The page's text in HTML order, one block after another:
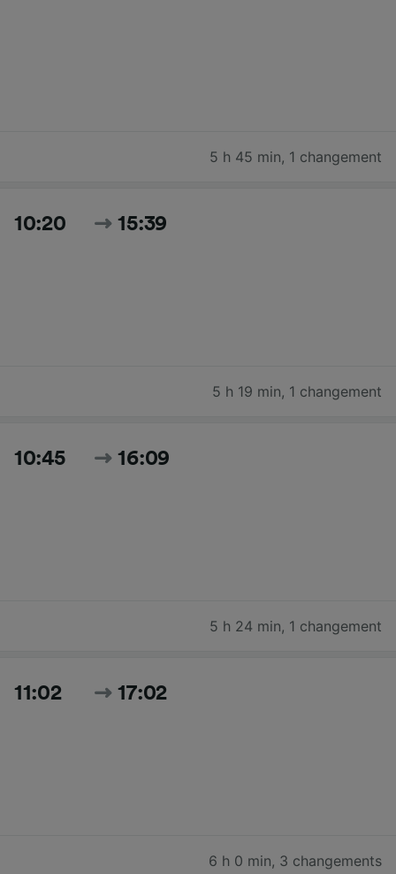
5 h 45 min, 1 changement
10:20 15:39
5 h 19 min, 1 changement
10:45 16:09
5 h 24 min, 1 changement
11:02 17:02
6 h 0 min, 3 changements